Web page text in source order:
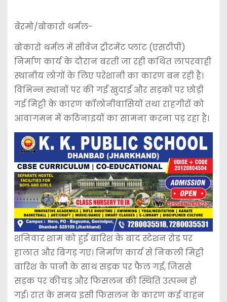
बेरमो/बोकारो थर्मल-
बोकारो थर्मल में सीवेज ट्रीटमेंट प्लांट (एसटीपी)
निर्माण कार्य के दौरान बरती जा रही कथित लापरवाही
स्थानीय लोगों के लिए परेशानी का कारण बन रही है।
विभिन्न स्थानों पर की गई खुदाई और सड़कों पर छोड़ी
गई मिट्टी के कारण कॉलोनीवासियों तथा राहगीरों को
आवागमन में कठिनाइयों का सामना करना पड़ रहा है।
शनिवार शाम को हुई बारिश के बाद स्टेशन रोड पर
हालात और बिगड़ गए। निर्माण कार्य से निकली मिट्टी
बारिश के पानी के साथ सड़क पर फैल गई, जिससे
सड़क पर कीचड़ और फिसलन की स्थिति उत्पन्न हो
गई। रात के समय इसी फिसलन के कारण कई वाहन